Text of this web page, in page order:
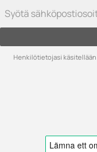
Henkilötietojasi käsitellään